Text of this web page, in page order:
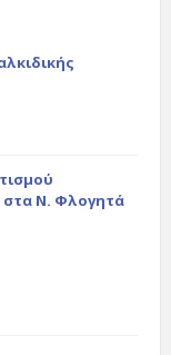
στα Ν. Φλογητά